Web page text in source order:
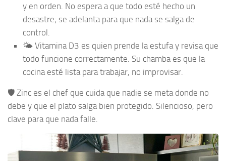
y en orden. No espera a que todo esté hecho un
desastre; se adelanta para que nada se salga de
control.
🌤️ Vitamina D3 es quien prende la estufa y revisa que
todo funcione correctamente. Su chamba es que la
cocina esté lista para trabajar, no improvisar.
🛡️ Zinc es el chef que cuida que nadie se meta donde no
debe y que el plato salga bien protegido. Silencioso, pero
clave para que nada falle.